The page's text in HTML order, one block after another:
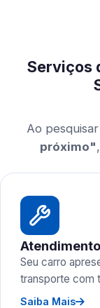
Serviços
Ao
próximo"
Seu carro
transporte com
Saiba Mais